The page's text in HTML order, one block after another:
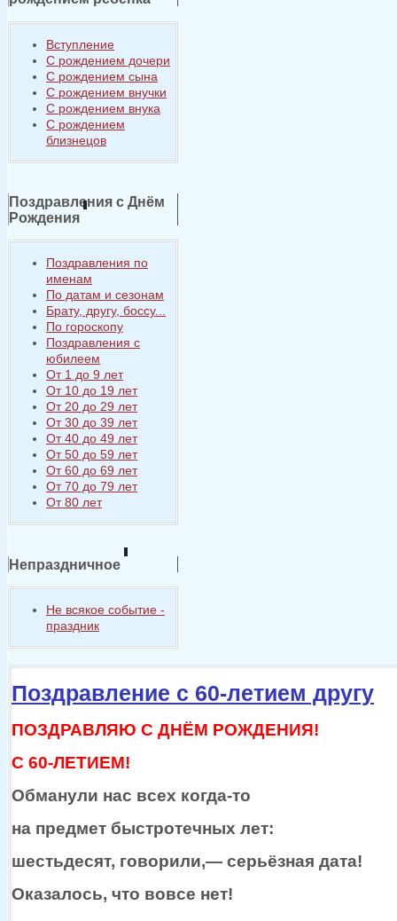
Вступление
С рождением дочери
С рождением сына
С рождением внучки
С рождением внука
С рождением
близнецов
Поздравления с Днём
Рождения
Поздравления по
именам
По датам и сезонам
Брату, другу, боссу...
По гороскопу
Поздравления с
юбилеем
От 1 до 9 лет
От 10 до 19 лет
От 20 до 29 лет
От 30 до 39 лет
От 40 до 49 лет
От 50 до 59 лет
От 60 до 69 лет
От 70 до 79 лет
От 80 лет
Непраздничное
Не всякое событие -
праздник
Поздравление с 60-летием другу
ПОЗДРАВЛЯЮ С ДНЁМ РОЖДЕНИЯ!
С 60-ЛЕТИЕМ!
Обманули нас всех когда-то
на предмет быстротечных лет:
шестьдесят, говорили,— серьёзная дата!
Оказалось, что вовсе нет!